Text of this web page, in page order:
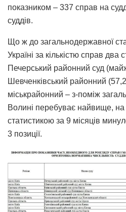
показником – 337 справ на
суддів.
Що ж до загальнодержавної
Україні за кількістю справ два
Печерський районний суд
Шевченківський районний
міськрайонний – з-поміж
Волині перебуває найвище, на
статистикою за 9 місяців
3 позиції.